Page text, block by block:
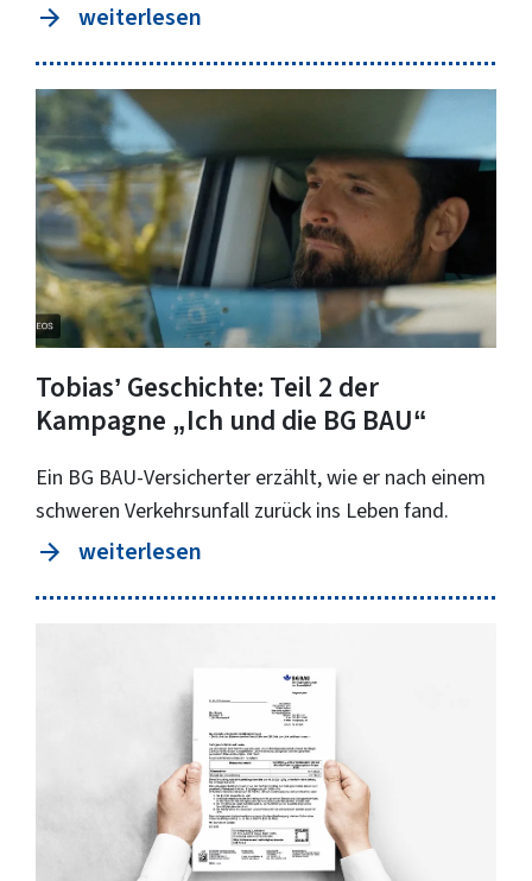
weiterlesen
Tobiasʼ Geschichte: Teil 2 der
Kampagne „Ich und die BG BAU“
Ein BG BAU-Versicherter erzählt, wie er nach einem
schweren Verkehrsunfall zurück ins Leben fand.
weiterlesen